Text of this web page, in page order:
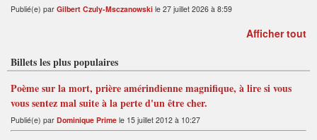
Publié(e) par Gilbert Czuly-Msczanowski le 27 juillet 2026 à 8:59
Afficher tout
Billets les plus populaires
Poème sur la mort, prière amérindienne magnifique, à lire si vous
vous sentez mal suite à la perte d'un être cher.
Publié(e) par Dominique Prime le 15 juillet 2012 à 10:27